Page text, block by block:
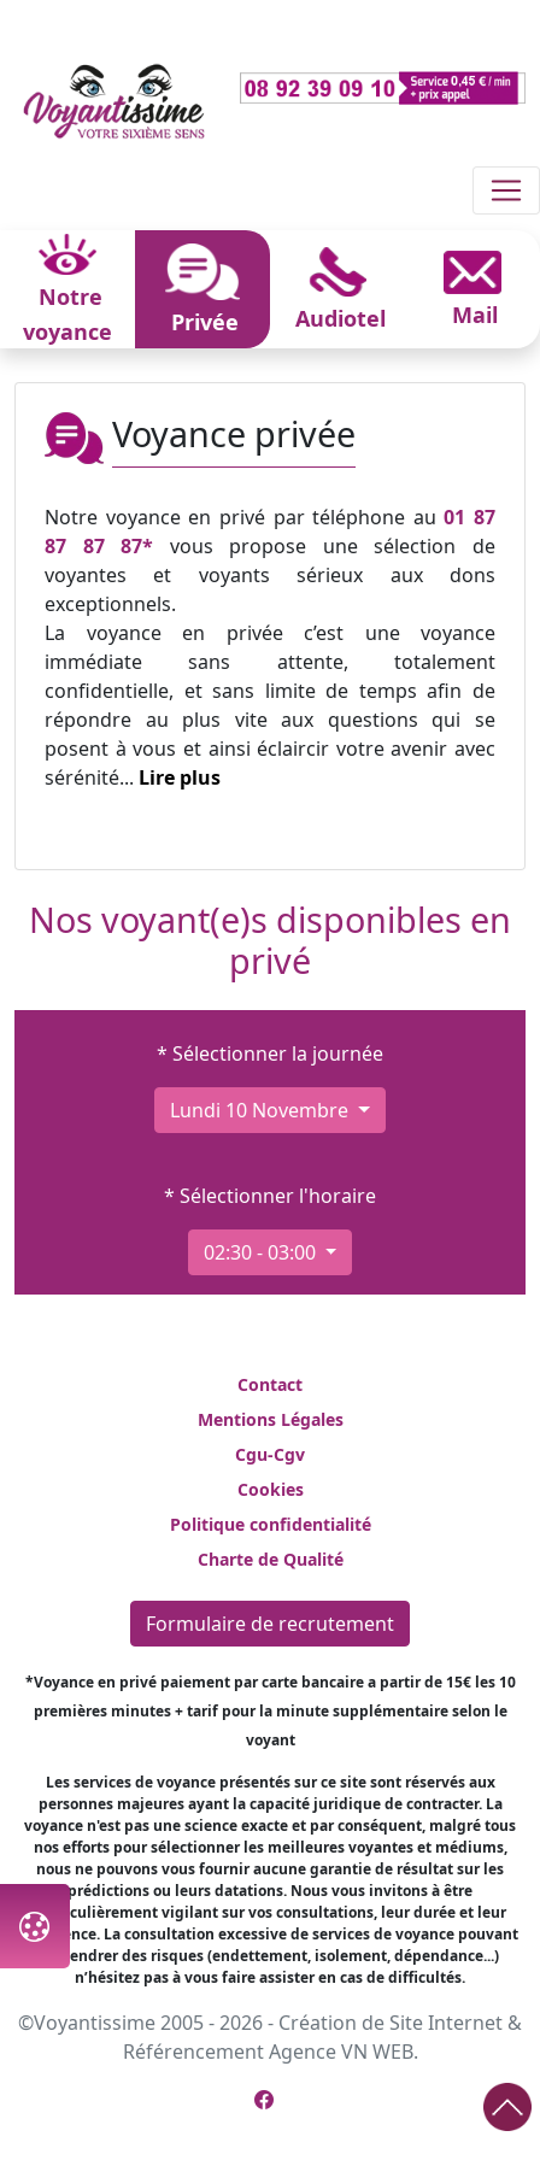
Notre
voyance
Privée Audiotel Mail
Voyance privée
Notre voyance en privé par téléphone au01 87
87 87 87* vous propose une sélection de
voyantes et voyants sérieux aux dons
exceptionnels.
La voyance en privée c’est une voyance
immédiate sans attente, totalement
confidentielle, et sans limite de temps afin de
répondre au plus vite aux questions qui se
posent à vous et ainsi éclaircir votre avenir avec
sérénité... Lire plus
Nos voyant(e)s disponibles en
privé
* Sélectionner la journée
Lundi 10 Novembre
* Sélectionner l'horaire
02:30 - 03:00
Contact
Mentions Légales
Cgu-Cgv
Cookies
Politique confidentialité
Charte de Qualité
Formulaire de recrutement
*Voyance en privé paiement par carte bancaire a partir de 15€ les 10
premières minutes + tarif pour la minute supplémentaire selon le
voyant
Les services de voyance présentés sur ce site sont réservés aux
personnes majeures ayant la capacité juridique de contracter. La
voyance n'est pas une science exacte et par conséquent, malgré tous
nos efforts pour sélectionner les meilleures voyantes et médiums,
nous ne pouvons vous fournir aucune garantie de résultat sur les
prédictions ou leurs datations. Nous vous invitons à être
particulièrement vigilant sur vos consultations, leur durée et leur
fréquence. La consultation excessive de services de voyance pouvant
engendrer des risques (endettement, isolement, dépendance...)
n’hésitez pas à vous faire assister en cas de difficultés.
©Voyantissime 2005 - 2026 - Création de Site Internet &
RéférencementAgence VN WEB.